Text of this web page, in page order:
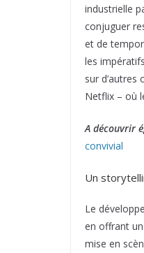
industrielle
conjuguer
et de
les
sur
Netflix – où
A découvrir
convivial
Un
Le
en offrant
mise en